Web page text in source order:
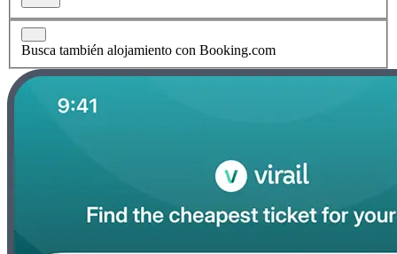
Busca también alojamiento con Booking.com